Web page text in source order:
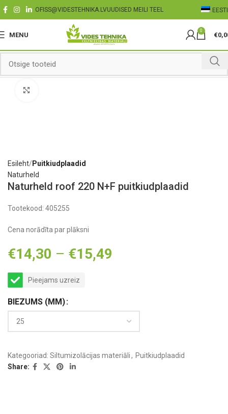
OFISS@VIDESTEHNIKA.LVUUDISED MEILI TEEL EESTI
MENU
0
€
Esileht Puitkiudplaadid
Naturheld
Naturheld roof 220 N+F puitkiudplaadid
Tootekood: 405255
Cena norādīta par plāksni
€14,30 – €15,49
Pieejams uzreiz
BIEZUMS (MM)
Kategooriad: Siltumizolācijas materiāli, Puitkiudplaadid
Share: